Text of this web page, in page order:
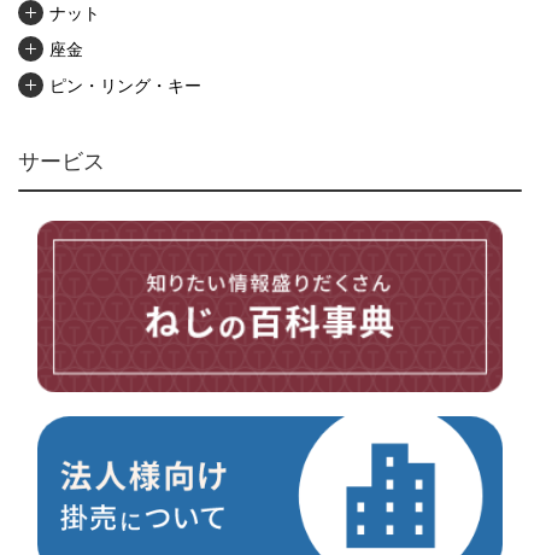
ナット
座金
ピン・リング・キー
アンカー・プラグ
ユニファイねじ
その他ねじ
電材・設備
切削工具
サービス